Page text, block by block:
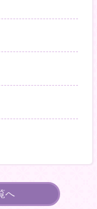
へ